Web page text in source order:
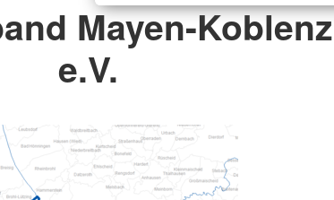
Mayen-Koblenz
e.V.